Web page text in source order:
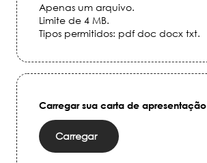
Apenas um arquivo.
Limite de 4 MB.
Tipos permitidos: pdf doc docx txt.
Carregar sua carta de apresentação
Carregar